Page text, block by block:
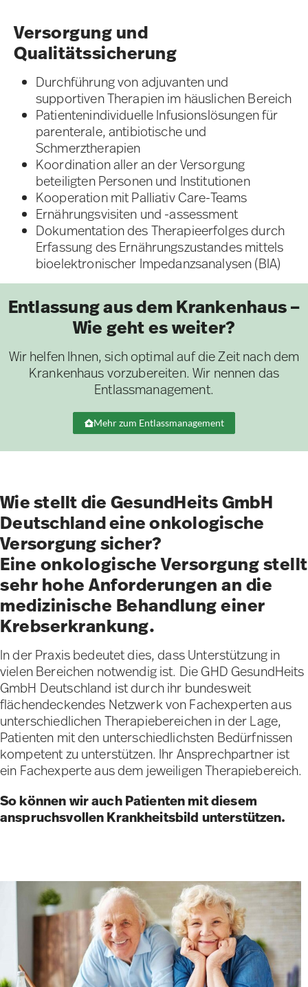
Versorgung und
Qualitätssicherung
Durchführung von adjuvanten und
supportiven Therapien im häuslichen Bereich
Patientenindividuelle Infusionslösungen für
parenterale, antibiotische und
Schmerztherapien
Koordination aller an der Versorgung
beteiligten Personen und Institutionen
Kooperation mit Palliativ Care-Teams
Ernährungsvisiten und -assessment
Dokumentation des Therapieerfolges durch
Erfassung des Ernährungszustandes mittels
bioelektronischer Impedanzsanalysen (BIA)
Entlassung aus dem Krankenhaus –
Wie geht es weiter?
Wir helfen Ihnen, sich optimal auf die Zeit nach dem
Krankenhaus vorzubereiten. Wir nennen das
Entlassmanagement.
Mehr zum Entlassmanagement
Wie stellt die GesundHeits GmbH
Deutschland eine onkologische
Versorgung sicher?
Eine onkologische Versorgung stellt
sehr hohe Anforderungen an die
medizinische Behandlung einer
Krebserkrankung.
In der Praxis bedeutet dies, dass Unterstützung in
vielen Bereichen notwendig ist. Die GHD GesundHeits
GmbH Deutschland ist durch ihr bundesweit
flächendeckendes Netzwerk von Fachexperten aus
unterschiedlichen Therapiebereichen in der Lage,
Patienten mit den unterschiedlichsten Bedürfnissen
kompetent zu unterstützen. Ihr Ansprechpartner ist
ein Fachexperte aus dem jeweiligen Therapiebereich.
So können wir auch Patienten mit diesem
anspruchsvollen Krankheitsbild unterstützen.